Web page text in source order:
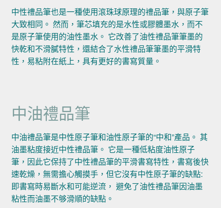
中性禮品筆也是一種使用滾珠球原理的禮品筆，與原子筆
大致相同。 然而，筆芯填充的是水性或膠體墨水，而不
是原子筆使用的油性墨水。 它改善了油性禮品筆筆墨的
快乾和不滑膩特性，還結合了水性禮品筆筆墨的平滑特
性，易粘附在紙上，具有更好的書寫質量。
中油禮品筆
中油禮品筆是中性原子筆和油性原子筆的“中和”產品。 其
油墨粘度接近中性禮品筆。 它是一種低粘度油性原子
筆，因此它保持了中性禮品筆的平滑書寫特性，書寫後快
速乾燥，無需擔心觸摸手，但它沒有中性原子筆的缺點:
即書寫時易斷水和可能逆流， 避免了油性禮品筆因油墨
粘性而油墨不够滑順的缺點。